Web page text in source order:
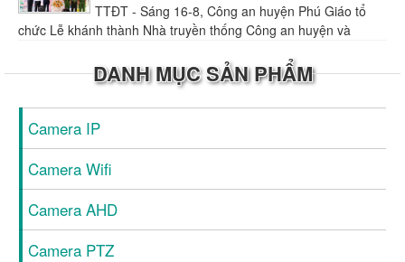
TTĐT - Sáng 16-8, Công an huyện Phú Giáo tổ
chức Lễ khánh thành Nhà truyền thống Công an huyện và
DANH MỤC SẢN PHẨM
Camera IP
Camera Wifi
Camera AHD
Camera PTZ